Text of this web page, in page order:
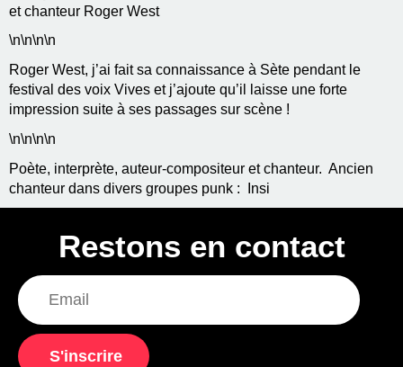
et chanteur Roger West
\n\n\n\n
Roger West, j’ai fait sa connaissance à Sète pendant le
festival des voix Vives et j’ajoute qu’il laisse une forte
impression suite à ses passages sur scène !
\n\n\n\n
Poète, interprète, auteur-compositeur et chanteur. Ancien
chanteur dans divers groupes punk : Insi
Restons en contact
S'inscrire